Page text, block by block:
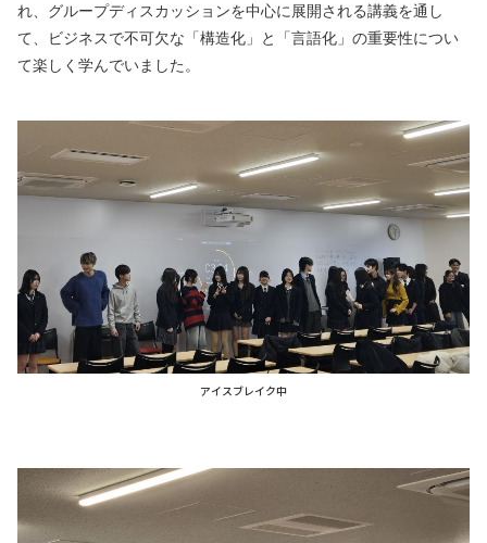
れ、グループディスカッションを中心に展開される講義を通し
て、ビジネスで不可欠な「構造化」と「言語化」の重要性につい
て楽しく学んでいました。
アイスブレイク中